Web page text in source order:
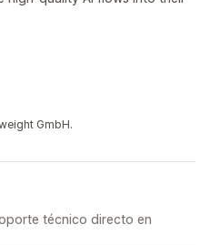
GmbH.
técnico directo en